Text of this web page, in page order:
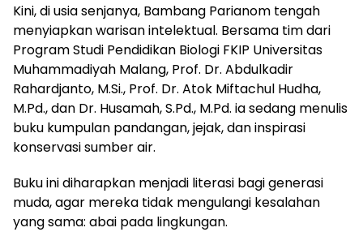
Kini, di usia senjanya, Bambang Parianom tengah
menyiapkan warisan intelektual. Bersama tim dari
Program Studi Pendidikan Biologi FKIP Universitas
Muhammadiyah Malang, Prof. Dr. Abdulkadir
Rahardjanto, M.Si., Prof. Dr. Atok Miftachul Hudha,
M.Pd., dan Dr. Husamah, S.Pd., M.Pd. ia sedang menulis
buku kumpulan pandangan, jejak, dan inspirasi
konservasi sumber air.
Buku ini diharapkan menjadi literasi bagi generasi
muda, agar mereka tidak mengulangi kesalahan
yang sama: abai pada lingkungan.